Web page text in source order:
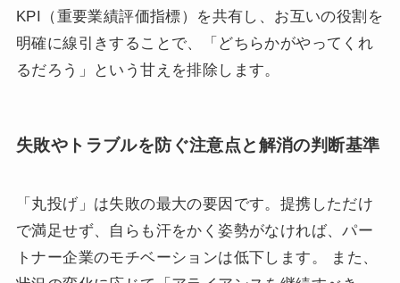
KPI（重要業績評価指標）を共有し、お互いの役割を
明確に線引きすることで、「どちらかがやってくれ
るだろう」という甘えを排除します。
失敗やトラブルを防ぐ注意点と解消の判断基準
「丸投げ」は失敗の最大の要因です。提携しただけ
で満足せず、自らも汗をかく姿勢がなければ、パー
トナー企業のモチベーションは低下します。 また、